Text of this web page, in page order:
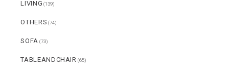
LIVING (139)
OTHERS (74)
SOFA (73)
TABLEANDCHAIR (65)